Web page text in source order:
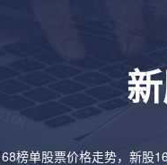
榜单股票价格走势，新股